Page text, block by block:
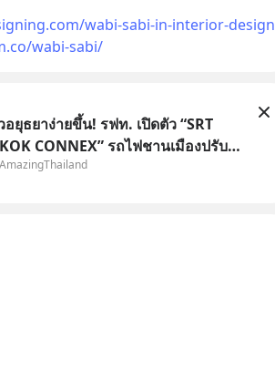
wabi-sabi-in-interior-design
wabi-sabi/
อยุธยาง่ายขึ้น! รฟท. เปิดตัว “SRT
CONNEX” รถไฟชานเมืองปรับ
ชื่อมกรุงเทพฯ–อยุธยา ที่จะเริ่มเสิร์ฟ